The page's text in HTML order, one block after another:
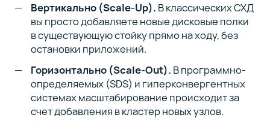
Вертикально (Scale-Up). В классических СХД
вы просто добавляете новые дисковые полки
в существующую стойку прямо на ходу, без
остановки приложений.
Горизонтально (Scale-Out). В программно-
определяемых (SDS) и гиперконвергентных
системах масштабирование происходит за
счет добавления в кластер новых узлов.